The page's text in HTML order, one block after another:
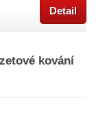
Detail
kování